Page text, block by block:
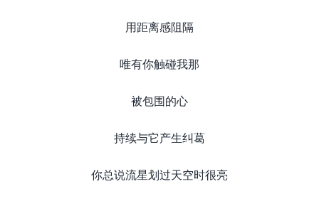
用距离感阻隔
唯有你触碰我那
被包围的心
持续与它产生纠葛
你总说流星划过天空时很亮